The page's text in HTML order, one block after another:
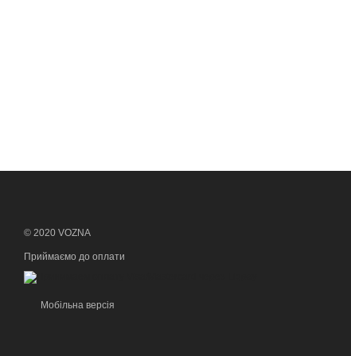
© 2020 VOZNA
Приймаємо до оплати
Мобільна версія